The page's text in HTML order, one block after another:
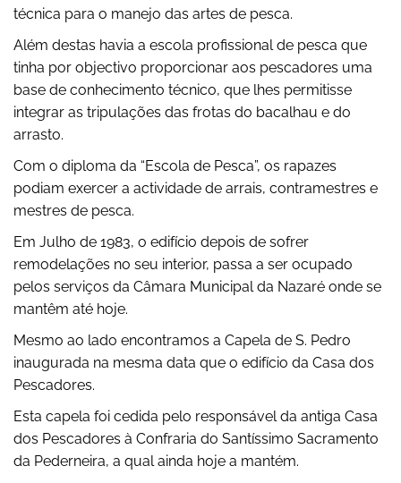
técnica para o manejo das artes de pesca.
Além destas havia a escola profissional de pesca que
tinha por objectivo proporcionar aos pescadores uma
base de conhecimento técnico, que lhes permitisse
integrar as tripulações das frotas do bacalhau e do
arrasto.
Com o diploma da “Escola de Pesca”, os rapazes
podiam exercer a actividade de arrais, contramestres e
mestres de pesca.
Em Julho de 1983, o edifício depois de sofrer
remodelações no seu interior, passa a ser ocupado
pelos serviços da Câmara Municipal da Nazaré onde se
mantêm até hoje.
Mesmo ao lado encontramos a Capela de S. Pedro
inaugurada na mesma data que o edifício da Casa dos
Pescadores.
Esta capela foi cedida pelo responsável da antiga Casa
dos Pescadores à Confraria do Santíssimo Sacramento
da Pederneira, a qual ainda hoje a mantém.